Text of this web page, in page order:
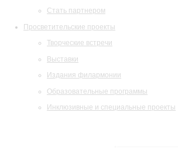
Стать партнером
Просветительские проекты
Творческие встречи
Выставки
Издания филармонии
Образовательные программы
Инклюзивные и специальные проекты